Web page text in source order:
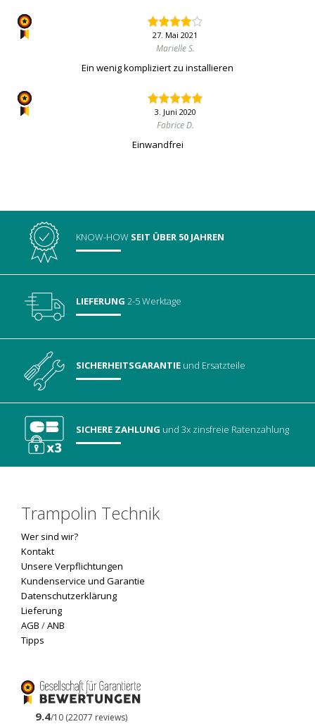
27. Mai 2021
Marielle S.
Ein wenig kompliziert zu installieren
3. Juni 2020
Fabrice D.
Einwandfrei
KNOW-HOW SEIT ÜBER 50 JAHREN
LIEFERUNG 2-5 Werktage
SICHERHEITSGARANTIE und Ersatzteile
SICHERE ZAHLUNG und 3x zinsfreie Ratenzahlung
Trampolin Technik
Wer sind wir?
Kontakt
Unsere Verpflichtungen
Kundenservice und Garantie
Datenschutzerklärung
Lieferung
AGB /ANB
Tipps
9.4/10 (22077 reviews)